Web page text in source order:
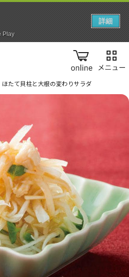
online
ほたて貝柱と大根の変わりサラダ
Play
詳細